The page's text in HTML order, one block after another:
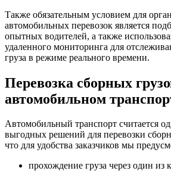
Также обязательным условием для
автомобильных перевозок является
опытных водителей, а также
удаленного мониторинга для
груза в режиме реального времени.
Перевозка сборных
автомобильном
Автомобильный транспорт считается
выгодных решений для перевозки
что для удобства заказчиков мы
прохождение груза через один из